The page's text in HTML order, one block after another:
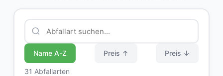
Name A-Z Preis ↑ Preis ↓
31 Abfallarten